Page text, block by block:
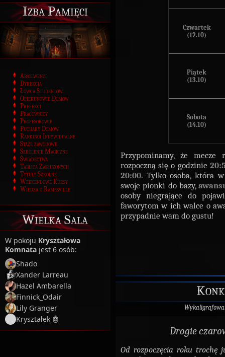
Izba Pamięci
Absolwenci
Dyrekcja
Łowca Studentów
Opiekunowie Domów
Prefekci
Pracownicy
Profesorowie
Puchary Domów
Rankingi Indywidualne
Staże zawodowe
Szkolenie Magiczne
Świadectwa
Tablica Zasłużonych
Tytuły Szkolne
Weekendowe Kursy
Wiedza o Ramesville
Wielka Sala
W pokoju Kryształowa
Komnata jest 6 osób:
Shado
Xander Larreau
Hazel Ambarella
Finnick_Odair
Lily Granger
Kryształek 🤖
Czwartek
(12.10)
Piątek
(13.10)
Sobota
(14.10)
Przypominamy, że mecze
rozpoczną się o godzinie
20:00. Tylko osoba, która
swoje pionki do bazy,
osoby niegrające do
faworytom w ich walce o
przypadnie wam do gustu!
Drogie
Od rozpoczęcia roku trochę